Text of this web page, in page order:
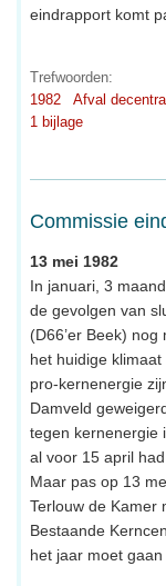
eindrapport komt
Trefwoorden:
1982
Afval
1 bijlage
Commissie
13 mei 1982
In januari, 3
de gevolgen van
(D66’er Beek)
het huidige
pro-kernenergie
Damveld
tegen kernenergie
al voor 15 april
Maar pas op 13
Terlouw de Kamer
Bestaande
het jaar moet gaan